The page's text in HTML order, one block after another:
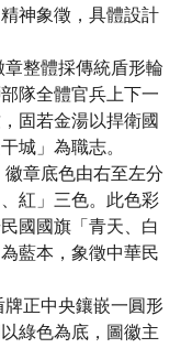
神象徵，具體設計
章整體採傳統盾形輪
隊全體官兵上下一
固若金湯以捍衛國
城」為職志。
徽章底色由右至左分
紅」三色。此色彩
國國旗「青天、白
藍本，象徵中華民
牌正中央鑲嵌一圓形
綠色為底，圖徽主